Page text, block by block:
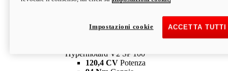
Depotenziata 35 kW: 18.890 € i
configura scopri di più
Hypermotard V2 SP 100
120,4 CV Potenza
ACCETTA
Impostazioni cookie